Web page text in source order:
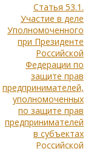
Статья 53.1.
Участие в деле
Уполномоченного
при Президенте
Российской
Федерации по
защите прав
предпринимателей,
уполномоченных
по защите прав
предпринимателей
в субъектах
Российской